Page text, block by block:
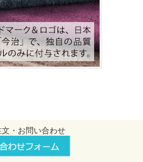
文・お問い合わせ